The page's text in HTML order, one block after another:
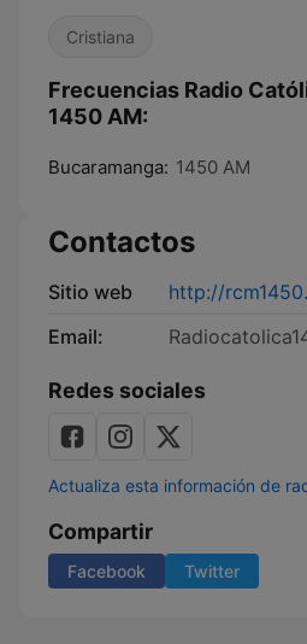
Cristiana
Frecuencias Radio
1450 AM:
Bucaramanga: 1450 AM
Contactos
Sitio web
http://
Email:
Redes sociales
Actualiza esta información de
Compartir
Facebook Twitter